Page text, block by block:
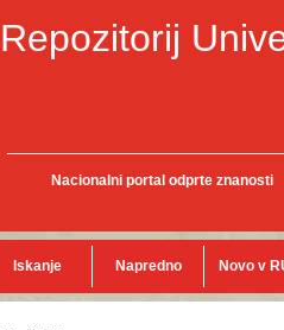
Repozitorij
Nacionalni portal odprte znanosti
Iskanje Napredno Novo v